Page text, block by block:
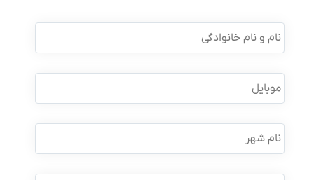
نام
و
نام
موبایل *
نام
شهر
نوع